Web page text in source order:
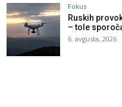
Fokus
Ruskih
– tole
6. avgusta, 2026